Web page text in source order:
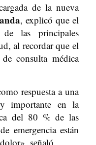
de la nueva
, explicó que el
las principales
al recordar que el
consulta médica
respuesta a una
importante en la
del 80 % de las
emergencia están
señaló.